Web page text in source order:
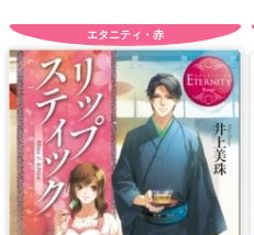
エタニティ・赤